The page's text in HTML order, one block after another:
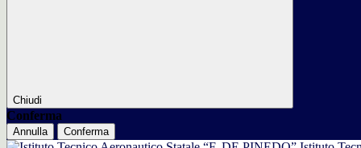
Chiudi
Conferma
Annulla Conferma